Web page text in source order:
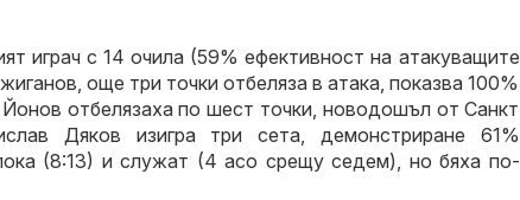
играч с 14 очила (59% ефективност на атакуващите
още три точки отбеляза в атака, показва 100%
отбелязаха по шест точки, новодошъл от Санкт
Дяков изигра три сета, демонстриране 61%
(8:13) и служат (4 асо срещу седем), но бяха по-